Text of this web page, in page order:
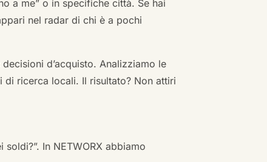
a me” o in specifiche città. Se hai
nel radar di chi è a pochi
d’acquisto. Analizziamo le
di ricerca locali. Il risultato? Non attiri
In NETWORX abbiamo